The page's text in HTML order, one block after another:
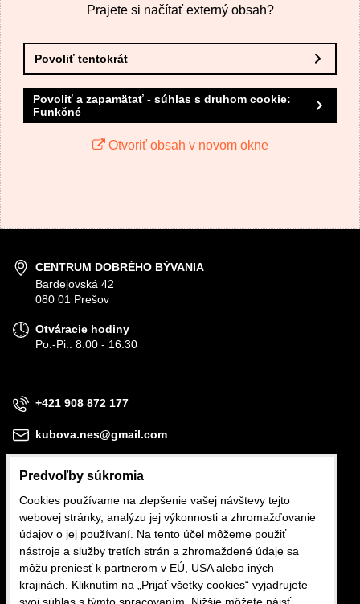
Odoslať
Prajete si načítať externý obsah?
Povoliť tentokrát
Povoliť a zapamätať - súhlas s druhom cookie:
Funkčné
Otvoriť obsah v novom okne
CENTRUM DOBRÉHO BÝVANIA
Bardejovská 42
080 01 Prešov
Otváracie hodiny
Po.-Pi.: 8:00 - 16:30
+421 908 872 177
kubova.nes@gmail.com
Obchodné podmienky
Reklamačné podmienky
Ochrana osobných údajov
Predvoľby súkromia
Cookies používame na zlepšenie vašej návštevy tejto
webovej stránky, analýzu jej výkonnosti a zhromažďovanie
údajov o jej používaní. Na tento účel môžeme použiť
nástroje a služby tretích strán a zhromaždené údaje sa
môžu preniesť k partnerom v EÚ, USA alebo iných
krajinách. Kliknutím na „Prijať všetky cookies“ vyjadrujete